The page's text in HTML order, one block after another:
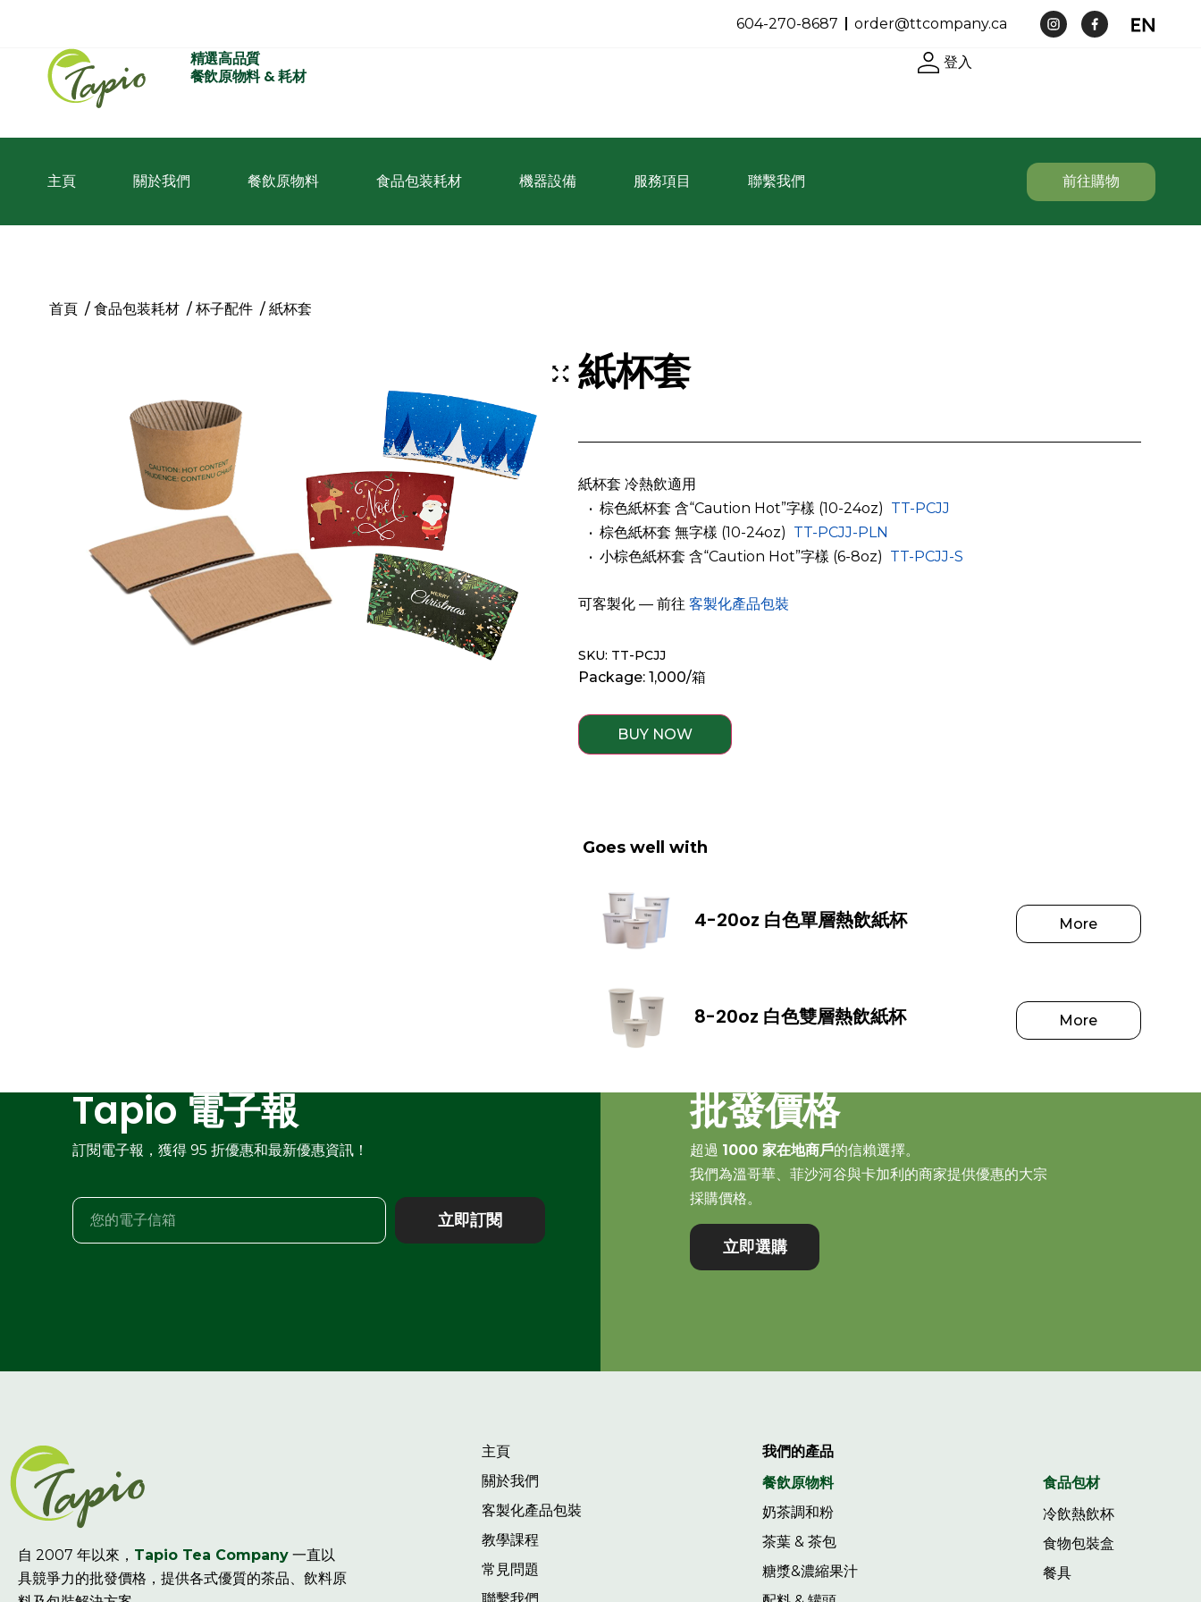
604-270-8687 order@ttcompany.ca
精選高品質
餐飲原物料 & 耗材
登入
主頁 關於我們 餐飲原物料 食品包装耗材 機器設備 服務項目 聯繫我們 前往購物
首頁 / 食品包装耗材 / 杯子配件 / 紙杯套
紙杯套
紙杯套 冷熱飲適用
­ ­ • 棕色紙杯套 含“Caution Hot”字樣 (10-24oz) TT-PCJJ
­ ­ • 棕色紙杯套 無字樣 (10-24oz) TT-PCJJ-PLN
­ ­ • 小棕色紙杯套 含“Caution Hot”字樣 (6-8oz) TT-PCJJ-S
可客製化 — 前往客製化產品包裝
SKU: TT-PCJJ
Package: 1,000/箱
BUY NOW
Goes well with
4-20oz 白色單層熱飲紙杯 More
8-20oz 白色雙層熱飲紙杯 More
Tapio 電子報
訂閱電子報，獲得 95 折優惠和最新優惠資訊！
立即訂閱
批發價格
超過 1000 家在地商戶的信賴選擇。
我們為溫哥華、菲沙河谷與卡加利的商家提供優惠的大宗
採購價格。
立即選購
自 2007 年以來， Tapio Tea Company 一直以
具競爭力的批發價格，提供各式優質的茶品、飲料原
主頁
關於我們
客製化產品包裝
教學課程
常見問題
聯繫我們
我們的產品
餐飲原物料
奶茶調和粉
茶葉 & 茶包
糖漿&濃縮果汁
食品包材
冷飲熱飲杯
食物包裝盒
餐具